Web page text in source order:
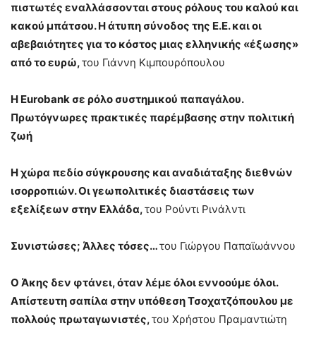
πιστωτές εναλλάσσονται στους ρόλους του καλού και
κακού μπάτσου. Η άτυπη σύνοδος της Ε.Ε. και οι
αβεβαιότητες για το κόστος μιας ελληνικής «έξωσης»
από το ευρώ,του Γιάννη Κιμπουρόπουλου
Η Eurobank σε ρόλο συστημικού παπαγάλου.
Πρωτόγνωρες πρακτικές παρέμβασης στην πολιτική
ζωή
Η χώρα πεδίο σύγκρουσης και αναδιάταξης διεθνών
ισορροπιών. Οι γεωπολιτικές διαστάσεις των
εξελίξεων στην Ελλάδα,του Ρούντι Ρινάλντι
Συνιστώσες; Άλλες τόσες…του Γιώργου Παπαϊωάννου
Ο Άκης δεν φτάνει, όταν λέμε όλοι εννοούμε όλοι.
Απίστευτη σαπίλα στην υπόθεση Τσοχατζόπουλου με
πολλούς πρωταγωνιστές,του Χρήστου Πραμαντιώτη